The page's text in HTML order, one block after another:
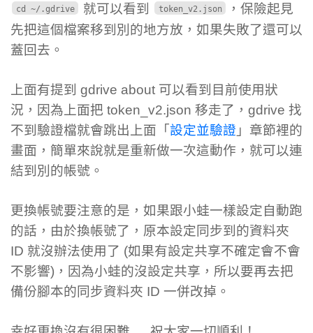
cd ~/.gdrive 就可以看到 token_v2.json
，保險起見
先把這個檔案移到別的地方放，如果失敗了還可以
蓋回去。
上面有提到 gdrive about 可以看到目前使用狀
況，因為上面把 token_v2.json 移走了，gdrive 找
不到驗證檔就會跳出上面「 設定並驗證 」章節裡的
畫面，簡單來說就是重新做一次這動作，就可以連
結到別的帳號。
更換帳號要注意的是，如果跟小蛙一樣設定自動跑
的話，由於換帳號了，原本設定同步到的資料夾
ID 就沒辦法使用了 (如果有設定共享不確定會不會
不影響)，因為小蛙的沒設定共享，所以要再去把
備份腳本的同步資料夾 ID 一併改掉。